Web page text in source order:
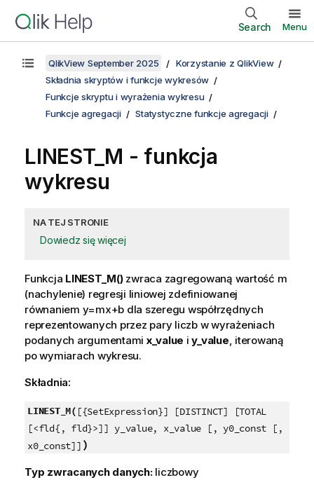
Search Menu
QlikView September 2025
Korzystanie z QlikView
Składnia skryptów i funkcje wykresów
Funkcje skryptu i wyrażenia wykresu
Funkcje agregacji
Statystyczne funkcje agregacji
LINEST_M - funkcja
wykresu
NA TEJ STRONIE
Dowiedz się więcej
Funkcja LINEST_M()zwraca zagregowaną wartość m
(nachylenie) regresji liniowej zdefiniowanej
równaniem y=mx+b dla szeregu współrzędnych
reprezentowanych przez pary liczb w wyrażeniach
podanych argumentami x_value iy_value, iterowaną
po wymiarach wykresu.
Składnia:
LINEST_M( [{SetExpression}] [DISTINCT] [TOTAL
[<fld{, fld}>]] y_value, x_value [, y0_const [,
x0_const]] )
Typ zwracanych danych: liczbowy